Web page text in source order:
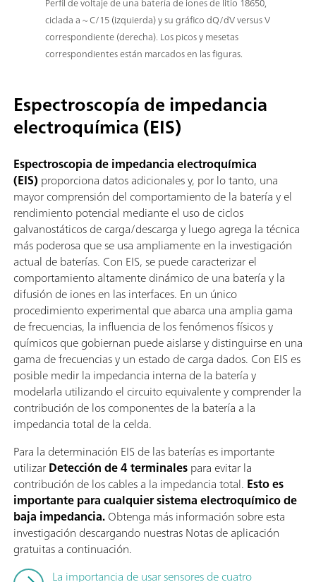
ciclada a ~ C/15 (izquierda) y su gráfico dQ/dV versus V
correspondiente (derecha). Los picos y mesetas
correspondientes están marcados en las figuras.
Espectroscopía de impedancia
electroquímica (EIS)
Espectroscopia de impedancia electroquímica
(EIS) proporciona datos adicionales y, por lo tanto, una
mayor comprensión del comportamiento de la batería y el
rendimiento potencial mediante el uso de ciclos
galvanostáticos de carga/descarga y luego agrega la técnica
más poderosa que se usa ampliamente en la investigación
actual de baterías. Con EIS, se puede caracterizar el
comportamiento altamente dinámico de una batería y la
difusión de iones en las interfaces. En un único
procedimiento experimental que abarca una amplia gama
de frecuencias, la influencia de los fenómenos físicos y
químicos que gobiernan puede aislarse y distinguirse en una
gama de frecuencias y un estado de carga dados. Con EIS es
posible medir la impedancia interna de la batería y
modelarla utilizando el circuito equivalente y comprender la
contribución de los componentes de la batería a la
impedancia total de la celda.
Para la determinación EIS de las baterías es importante
utilizarDetección de 4 terminalespara evitar la
contribución de los cables a la impedancia total. Esto es
importante para cualquier sistema electroquímico de
baja impedancia.Obtenga más información sobre esta
investigación descargando nuestras Notas de aplicación
gratuitas a continuación.
La importancia de usar sensores de cuatro